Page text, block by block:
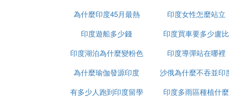
申請一次有效商務簽證一般需三至四個工作
工作簽證（Employment Visa）。在印度所
領館申請工作簽證。印方憑其內政部的簽證
或我受僱人員提供的印方公司的任命書以及
庭成員在提供親屬關系證明及僱主邀請函後
請辦理居留手續和多次出入境簽證。外國人
六至八個星期或更長時間。
為什麼印度45月最熱
印度女性怎麼站立
印度遊船多少錢 印度買車要多少盧比
印度湖泊為什麼變粉色 印度導彈站在哪裡
為什麼瑜伽發源印度
沙俄為什麼不吞並印
有多少人跑到印度留學
印度多雨區種植什麼